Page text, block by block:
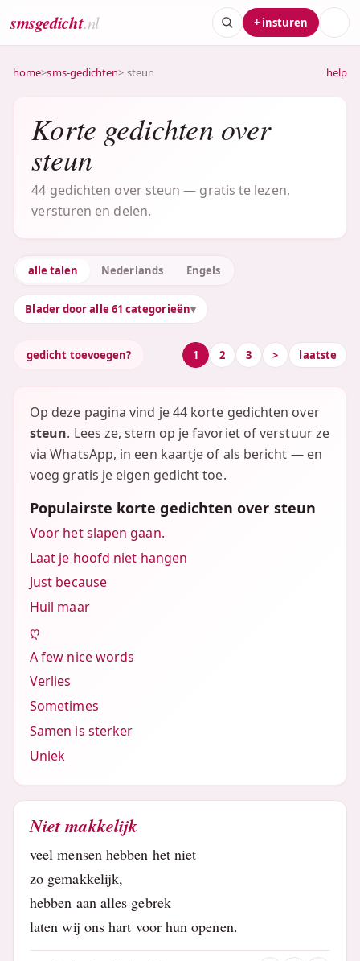
smsgedicht.nl + insturen
home>sms-gedichten> steun help
Korte gedichten over
steun
44 gedichten over steun — gratis te lezen,
versturen en delen.
alle talen Nederlands Engels
Blader door alle 61 categorieën
gedicht toevoegen? 1 2 3 > laatste
Op deze pagina vind je 44 korte gedichten over
steun. Lees ze, stem op je favoriet of verstuur ze
via WhatsApp, in een kaartje of als bericht — en
voeg gratis je eigen gedicht toe.
Populairste korte gedichten over steun
Voor het slapen gaan.
Laat je hoofd niet hangen
Just because
Huil maar
ღ
A few nice words
Verlies
Sometimes
Samen is sterker
Uniek
Niet makkelijk
veel mensen hebben het niet
zo gemakkelijk,
hebben aan alles gebrek
laten wij ons hart voor hun openen.